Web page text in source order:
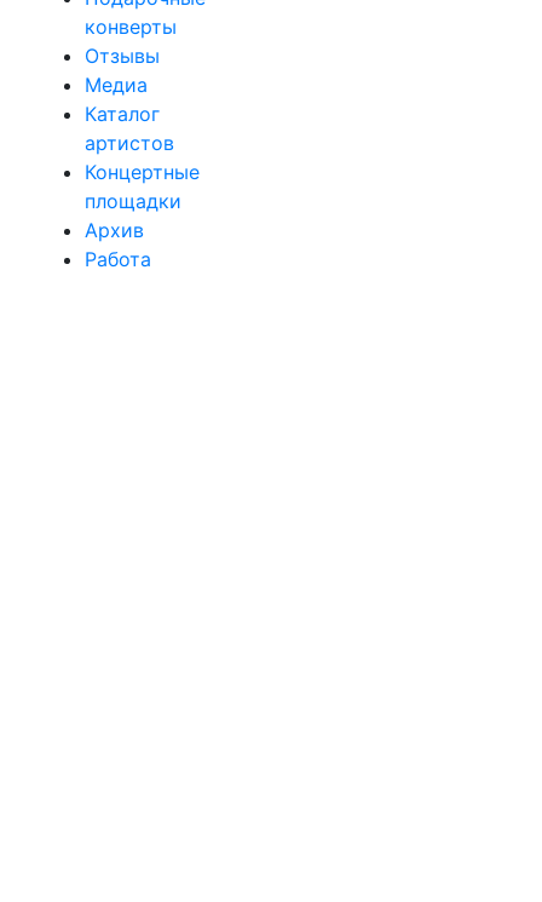
конверты
Отзывы
Медиа
Каталог
артистов
Концертные
площадки
Архив
Работа